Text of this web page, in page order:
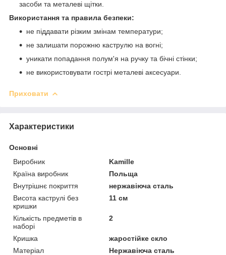
засоби та металеві щітки.
Використання та правила безпеки:
не піддавати різким змінам температури;
не залишати порожню каструлю на вогні;
уникати попадання полум'я на ручку та бічні стінки;
не використовувати гострі металеві аксесуари.
Приховати
Характеристики
Основні
Виробник
Kamille
Країна виробник
Польща
Внутрішнє покриття
нержавіюча сталь
Висота каструлі без
кришки
11 см
Кількість предметів в
наборі
2
Кришка
жаростійке скло
Матеріал
Нержавіюча сталь